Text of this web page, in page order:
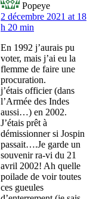
Popeye
2 décembre 2021 at 18
h 20 min
En 1992 j’aurais pu
voter, mais j’ai eu la
flemme de faire une
procuration.
j’étais officier (dans
l’Armée des Indes
aussi…) en 2002.
J’étais prêt à
démissionner si Jospin
passait….Je garde un
souvenir ra-vi du 21
avril 2002! Ah quelle
poilade de voir toutes
ces gueules